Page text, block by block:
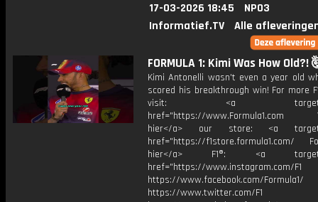
17-03-2026 18:45
NPO3
Informatief.TV
Alle
FORMULA 1: Kimi Was How Old?!
Kimi Antonelli wasn't even a year old
scored his breakthrough win! For more
visit: <a
href="https://www.Formula1.com
hier</a> our store: <a
href="https://f1store.formula1.com/
hier</a> F1®: <a
href="https://www.instagram.com/F1
https://www.facebook.com/Formula1/
https://www.twitter.com/F1